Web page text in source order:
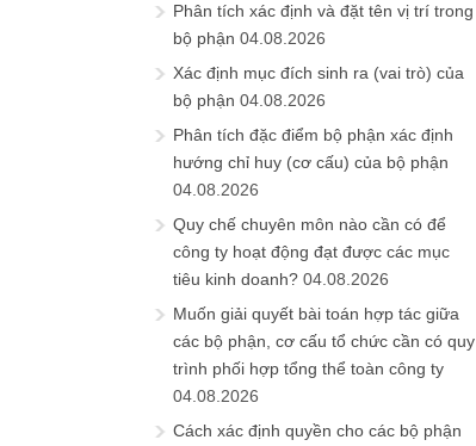
Phân tích xác định và đặt tên vị trí trong
bộ phận 04.08.2026
Xác định mục đích sinh ra (vai trò) của
bộ phận 04.08.2026
Phân tích đặc điểm bộ phận xác định
hướng chỉ huy (cơ cấu) của bộ phận
04.08.2026
Quy chế chuyên môn nào cần có để
công ty hoạt động đạt được các mục
tiêu kinh doanh? 04.08.2026
Muốn giải quyết bài toán hợp tác giữa
các bộ phận, cơ cấu tổ chức cần có quy
trình phối hợp tổng thể toàn công ty
04.08.2026
Cách xác định quyền cho các bộ phận